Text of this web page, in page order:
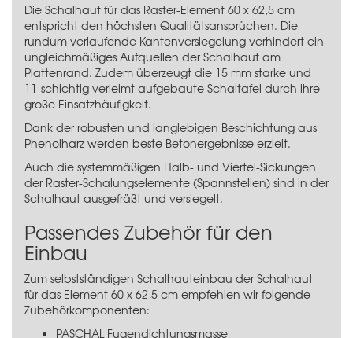
Die Schalhaut für das Raster-Element 60 x 62,5 cm
entspricht den höchsten Qualitätsansprüchen. Die
rundum verlaufende Kantenversiegelung verhindert ein
ungleichmäßiges Aufquellen der Schalhaut am
Plattenrand. Zudem überzeugt die 15 mm starke und
11-schichtig verleimt aufgebaute Schaltafel durch ihre
große Einsatzhäufigkeit.
Dank der robusten und langlebigen Beschichtung aus
Phenolharz werden beste Betonergebnisse erzielt.
Auch die systemmäßigen Halb- und Viertel-Sickungen
der Raster-Schalungselemente (Spannstellen) sind in der
Schalhaut ausgefräßt und versiegelt.
Passendes Zubehör für den
Einbau
Zum selbstständigen Schalhauteinbau der Schalhaut
für das Element 60 x 62,5 cm empfehlen wir folgende
Zubehörkomponenten:
PASCHAL Fugendichtungsmasse